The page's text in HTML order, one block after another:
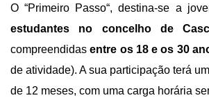
O “Primeiro Passo“, destina-se a
estudantes no concelho de
compreendidasentre os 18 e os 30
de atividade). A sua participação terá
de 12 meses, com uma carga horária